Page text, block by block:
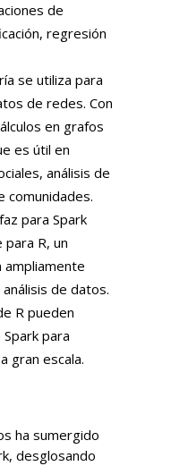
de
regresión
se utiliza para
de redes. Con
en grafos
es útil en
análisis de
comunidades.
para Spark
R, un
ampliamente
de datos.
R pueden
para
gran escala.
ha sumergido
desglosando